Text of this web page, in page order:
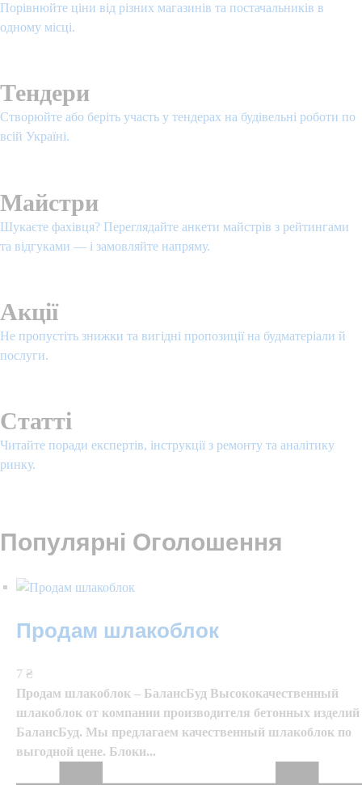
Порівнюйте ціни від різних магазинів та постачальників в
одному місці.
Тендери
Створюйте або беріть участь у тендерах на будівельні роботи по
всій Україні.
Майстри
Шукаєте фахівця? Переглядайте анкети майстрів з рейтингами
та відгуками — і замовляйте напряму.
Акції
Не пропустіть знижки та вигідні пропозиції на будматеріали й
послуги.
Статті
Читайте поради експертів, інструкції з ремонту та аналітику
ринку.
Популярні Оголошення
Продам шлакоблок
7 ₴
Продам шлакоблок – БалансБуд Высококачественный
шлакоблок от компании производителя бетонных изделий
БалансБуд. Мы предлагаем качественный шлакоблок по
выгодной цене. Блоки...